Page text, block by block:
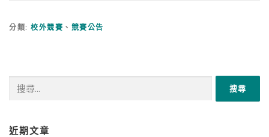
分類: 校外競賽 、 競賽公告
字:
近期文章